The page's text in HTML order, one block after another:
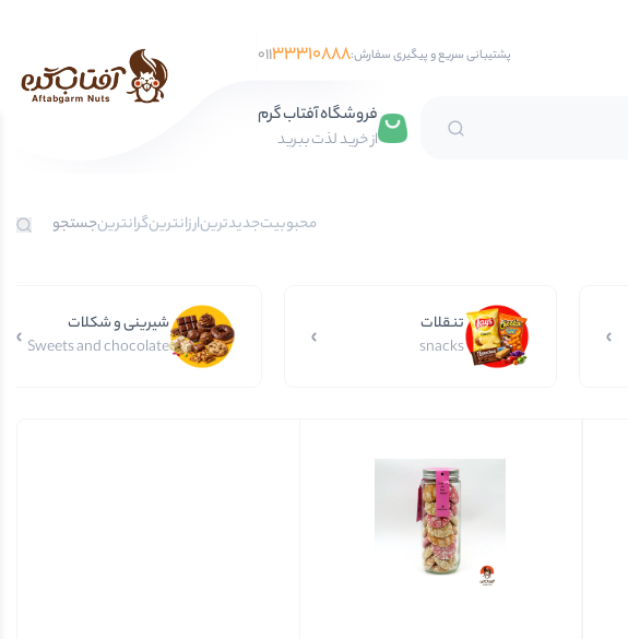
پشتیبانی سریع و پیگیری سفارش: 01133310888
تخمه هندوانه
فروشگاه آفتاب گرم
از خرید لذت ببرید
محبوبیتجدیدترینارزانترینگرانترین
تنقلات
snacks
شیرینی و شکلات
Sweets and chocolate